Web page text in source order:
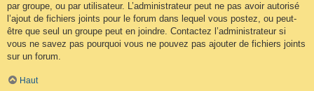
par groupe, ou par utilisateur. L’administrateur peut ne pas avoir autorisé
l’ajout de fichiers joints pour le forum dans lequel vous postez, ou peut-
être que seul un groupe peut en joindre. Contactez l’administrateur si
vous ne savez pas pourquoi vous ne pouvez pas ajouter de fichiers joints
sur un forum.
Haut